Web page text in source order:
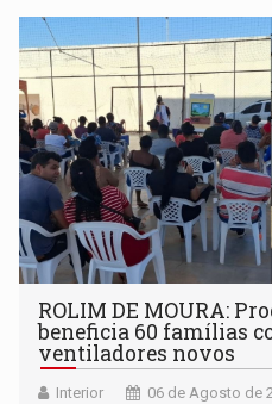
ROLIM DE MOURA:
beneficia 60 famílias
ventiladores novos
Interior 06 de Agosto de